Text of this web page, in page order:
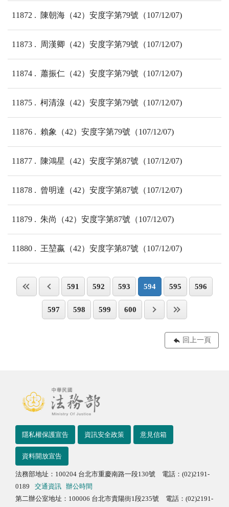
11872 陳朝海（42）安度字第79號（107/12/07)
11873 周漢卿（42）安度字第79號（107/12/07)
11874 蕭振仁（42）安度字第79號（107/12/07)
11875 柯清湶（42）安度字第79號（107/12/07)
11876 賴象（42）安度字第79號（107/12/07)
11877 陳鴻星（42）安度字第87號（107/12/07)
11878 曾明達（42）安度字第87號（107/12/07)
11879 朱尚（42）安度字第87號（107/12/07)
11880 王堃嬴（42）安度字第87號（107/12/07)
591 592 593 594 595 596
597 598 599 600
回上一頁
隱私權保護宣告 資訊安全政策 意見信箱
資料開放宣告
法務部地址：100204 台北市重慶南路一段130號 電話：(02)2191-
0189
交通資訊
辦公時間
第二辦公室地址：100006 台北市貴陽街1段235號 電話：(02)2191-